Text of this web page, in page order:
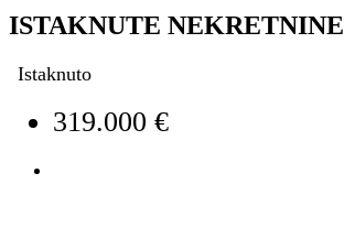
ISTAKNUTE NEKRETNINE
Istaknuto
319.000 €